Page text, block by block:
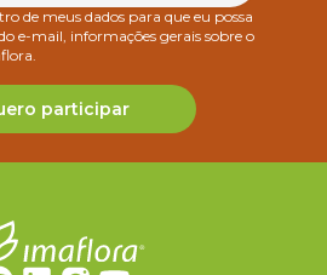
de meus dados para que eu possa
e-mail, informações gerais sobre o
participar